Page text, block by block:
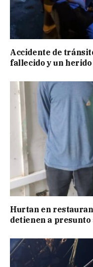
Accidente de
fallecido y un
Hurtan en
detienen a presunto